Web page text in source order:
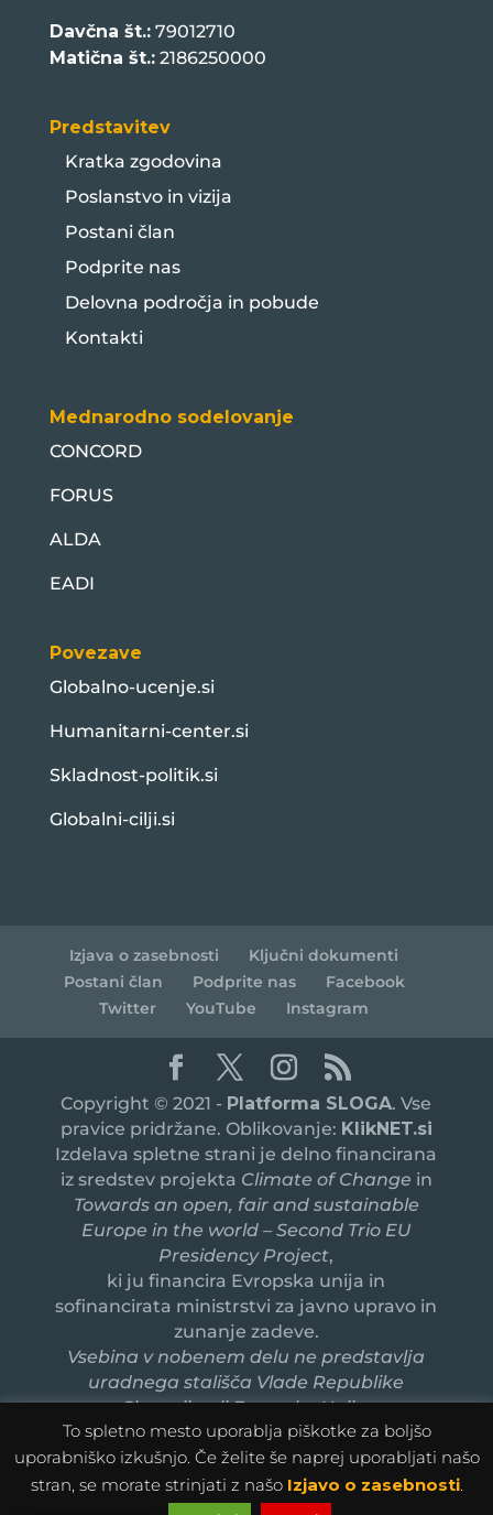
Davčna št.:79012710
Matična št.:2186250000
Predstavitev
Kratka zgodovina
Poslanstvo in vizija
Postani član
Podprite nas
Delovna področja in pobude
Kontakti
Mednarodno sodelovanje
CONCORD
FORUS
ALDA
EADI
Povezave
Globalno-ucenje.si
Humanitarni-center.si
Skladnost-politik.si
Globalni-cilji.si
Izjava o zasebnosti
Ključni dokumenti
Postani član
Podprite nas
Facebook
Twitter
YouTube Instagram
Copyright © 2021 - Platforma SLOGA. Vse
pravice pridržane. Oblikovanje: KlikNET.si
Izdelava spletne strani je delno financirana
iz sredstev projekta Climate of Change in
Towards an open, fair and sustainable
Europe in the world – Second Trio EU
Presidency Project,
ki ju financira Evropska unija in
sofinancirata ministrstvi za javno upravo in
zunanje zadeve.
Vsebina v nobenem delu ne predstavlja
uradnega stališča Vlade Republike
Slovenije ali Evropske Unije.
To spletno mesto uporablja piškotke za boljšo
uporabniško izkušnjo. Če želite še naprej uporabljati našo
stran, se morate strinjati z našo Izjavo o zasebnosti.